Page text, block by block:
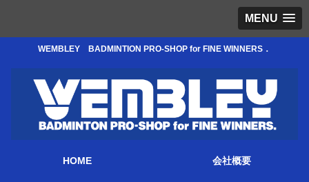
MENU
WEMBLEY BADMINTION PRO-SHOP for FINE WINNERS．
HOME 会社概要